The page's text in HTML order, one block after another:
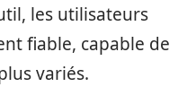
les utilisateurs
fiable, capable de
variés.